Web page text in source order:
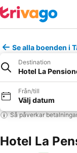
Se alla boenden i
Destination
Hotel La
Från/till
Välj datum
Så påverkar
Hotel La